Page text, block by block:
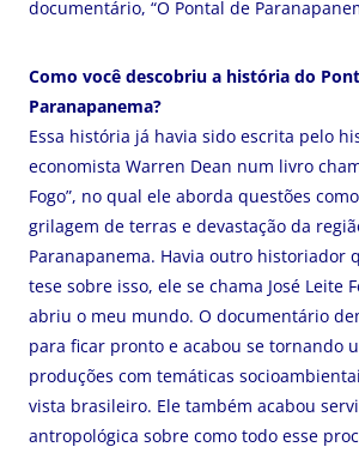
documentário, “O Pontal de
Como você descobriu a história do
Paranapanema?
Essa história já havia sido escrita pelo
economista Warren Dean num livro
Fogo”, no qual ele aborda questões
grilagem de terras e devastação da
Paranapanema. Havia outro historiador
tese sobre isso, ele se chama José Leite
abriu o meu mundo. O documentário
para ficar pronto e acabou se tornando
produções com temáticas
vista brasileiro. Ele também acabou
antropológica sobre como todo esse